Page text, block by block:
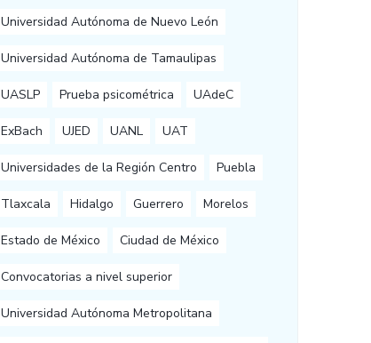
Universidad Autónoma de Nuevo León
Universidad Autónoma de Tamaulipas
UASLP Prueba psicométrica UAdeC
ExBach UJED UANL UAT
Universidades de la Región Centro Puebla
Tlaxcala Hidalgo Guerrero Morelos
Estado de México Ciudad de México
Convocatorias a nivel superior
Universidad Autónoma Metropolitana